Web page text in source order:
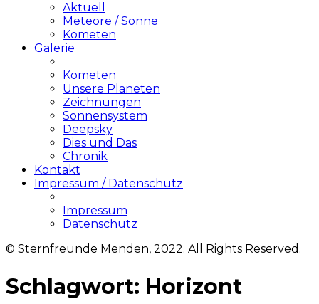
Aktuell
Meteore / Sonne
Kometen
Galerie
Kometen
Unsere Planeten
Zeichnungen
Sonnensystem
Deepsky
Dies und Das
Chronik
Kontakt
Impressum / Datenschutz
Impressum
Datenschutz
© Sternfreunde Menden, 2022. All Rights Reserved.
Schlagwort: Horizont